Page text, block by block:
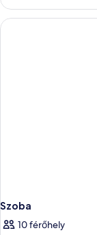
Szoba
10 férőhely